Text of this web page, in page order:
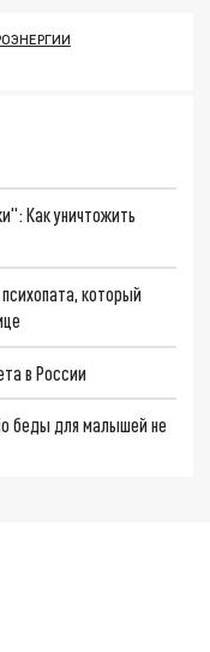
Как уничтожить
который
в России
беды для малышей не